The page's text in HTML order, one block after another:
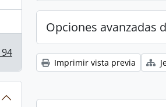
Opciones avanzadas
Imprimir vista previa